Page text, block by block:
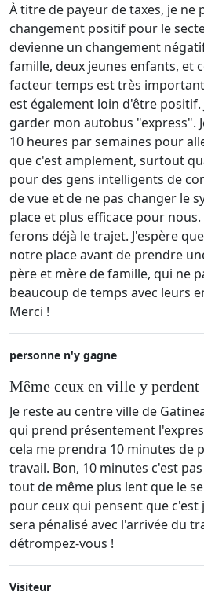
À titre de payeur de taxes, je ne
changement positif pour le
devienne un changement
famille, deux jeunes enfants, et
facteur temps est très
est également loin d'être positif.
garder mon autobus "express".
10 heures par semaines pour
que c'est amplement, surtout
pour des gens intelligents de
de vue et de ne pas changer le
place et plus efficace pour
ferons déjà le trajet. J'espère
notre place avant de prendre
père et mère de famille, qui ne
beaucoup de temps avec leurs
Merci !
personne n'y gagne
Même ceux en ville y perdent
Je reste au centre ville de
qui prend présentement
cela me prendra 10 minutes de
travail. Bon, 10 minutes c'est
tout de même plus lent que le
pour ceux qui pensent que c'est
sera pénalisé avec l'arrivée du
détrompez-vous !
Visiteur